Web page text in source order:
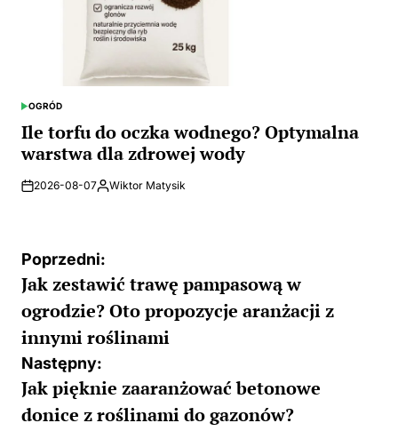
POSTED
IN
OGRÓD
Ile torfu do oczka wodnego? Optymalna
warstwa dla zdrowej wody
2026-08-07Posted
Wiktor Matysik
Nawigacja
wpisu
Poprzedni:
Jak zestawić trawę pampasową w
ogrodzie? Oto propozycje aranżacji z
innymi roślinami
Następny:
Jak pięknie zaaranżować betonowe
donice z roślinami do gazonów?